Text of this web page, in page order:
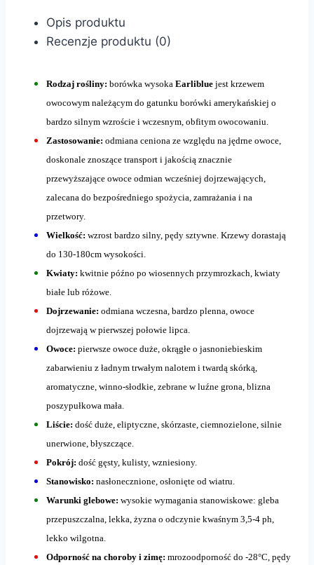
Opis produktu
Recenzje produktu (0)
Rodzaj rośliny: borówka wysoka Earliblue jest krzewem
owocowym należącym do gatunku borówki amerykańskiej o
bardzo silnym wzroście i wczesnym, obfitym owocowaniu.
Zastosowanie: odmiana ceniona ze względu na jędrne owoce,
doskonale znoszące transport i jakością znacznie
przewyższające owoce odmian wcześniej dojrzewających,
zalecana do bezpośredniego spożycia, zamrażania i na
przetwory.
Wielkość: wzrost bardzo silny, pędy sztywne. Krzewy dorastają
do 130-180cm wysokości.
Kwiaty: kwitnie późno po wiosennych przymrozkach, kwiaty
białe lub różowe.
Dojrzewanie: odmiana wczesna, bardzo plenna, owoce
dojrzewają w pierwszej połowie lipca.
Owoce: pierwsze owoce duże, okrągłe o jasnoniebieskim
zabarwieniu z ładnym trwałym nalotem i twardą skórką,
aromatyczne, winno-słodkie, zebrane w luźne grona, blizna
poszypułkowa mała.
Liście: dość duże, eliptyczne, skórzaste, ciemnozielone, silnie
unerwione, błyszczące.
Pokrój: dość gęsty, kulisty, wzniesiony.
Stanowisko: nasłonecznione, osłonięte od wiatru.
Warunki glebowe: wysokie wymagania stanowiskowe: gleba
przepuszczalna, lekka, żyzna o odczynie kwaśnym 3,5-4 ph,
lekko wilgotna.
Odporność na choroby i zimę: mrozoodporność do -28°C, pędy